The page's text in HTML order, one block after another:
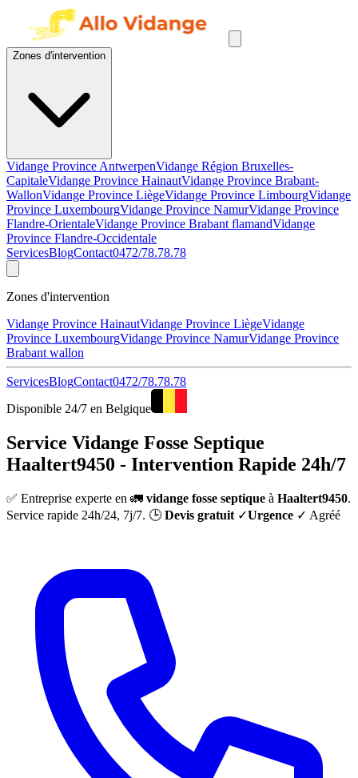
Zones d'intervention
Vidange Province AntwerpenVidange Région Bruxelles-
CapitaleVidange Province HainautVidange Province Brabant-
WallonVidange Province LiègeVidange Province LimbourgVidange
Province LuxembourgVidange Province NamurVidange Province
Flandre-OrientaleVidange Province Brabant flamandVidange
Province Flandre-Occidentale
ServicesBlogContact0472/78.78.78
Zones d'intervention
Vidange Province HainautVidange Province LiègeVidange
Province LuxembourgVidange Province NamurVidange Province
Brabant wallon
ServicesBlogContact0472/78.78.78
Disponible 24/7 en Belgique
Service Vidange Fosse Septique
Haaltert9450 - Intervention Rapide 24h/7
✅ Entreprise experte en 🚛 vidange fosse septique à Haaltert9450.
Service rapide 24h/24, 7j/7. 🕒 Devis gratuit ✓Urgence ✓ Agréé